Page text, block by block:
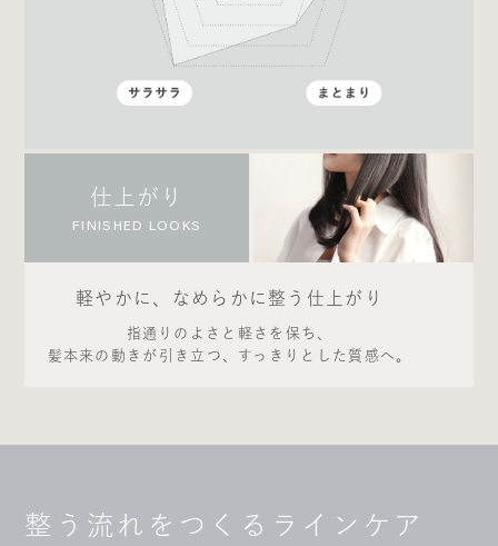
仕上がり
FINISHED LOOKS
軽やかに、なめらかに整う仕上がり
指通りのよさと軽さを保ち、
髪本来の動きが引き立つ、すっきりとした質感へ。
整う流れをつくるラインケア